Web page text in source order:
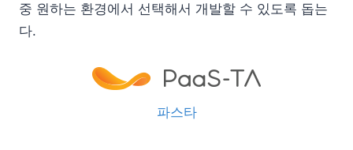
중 원하는 환경에서 선택해서 개발할 수 있도록 돕는
다.
파스타